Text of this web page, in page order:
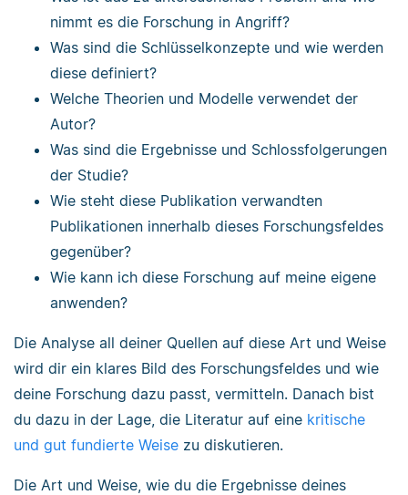
nimmt es die Forschung in Angriff?
Was sind die Schlüsselkonzepte und wie werden
diese definiert?
Welche Theorien und Modelle verwendet der
Autor?
Was sind die Ergebnisse und Schlossfolgerungen
der Studie?
Wie steht diese Publikation verwandten
Publikationen innerhalb dieses Forschungsfeldes
gegenüber?
Wie kann ich diese Forschung auf meine eigene
anwenden?
Die Analyse all deiner Quellen auf diese Art und Weise
wird dir ein klares Bild des Forschungsfeldes und wie
deine Forschung dazu passt, vermitteln. Danach bist
du dazu in der Lage, die Literatur auf eine kritische
und gut fundierte Weise zu diskutieren.
Die Art und Weise, wie du die Ergebnisse deines